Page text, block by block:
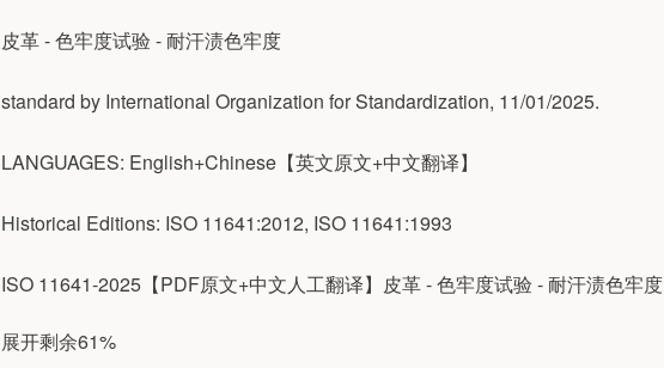
皮革 - 色牢度试验 - 耐汗渍色牢度
standard by International Organization for Standardization, 11/01/2025.
LANGUAGES: English+Chinese【英文原文+中文翻译】
Historical Editions: ISO 11641:2012, ISO 11641:1993
ISO 11641-2025【PDF原文+中文人工翻译】皮革 - 色牢度试验 - 耐汗渍色牢度
展开剩余61%